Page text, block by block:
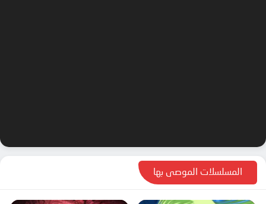
المسلسلات الموصى بها